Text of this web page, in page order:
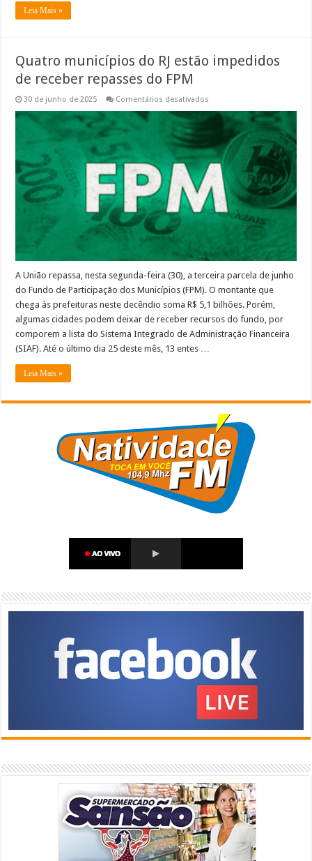
Leia Mais »
Quatro municípios do RJ estão impedidos
de receber repasses do FPM
30 de junho de 2025 Comentários desativados
municípios
estão
impedidos
de
receber
repasses
do
FPM
A União repassa, nesta segunda-feira (30), a terceira parcela de junho
do Fundo de Participação dos Municípios (FPM). O montante que
chega às prefeituras neste decêndio soma R$ 5,1 bilhões. Porém,
algumas cidades podem deixar de receber recursos do fundo, por
comporem a lista do Sistema Integrado de Administração Financeira
(SIAF). Até o último dia 25 deste mês, 13 entes …
Leia Mais »